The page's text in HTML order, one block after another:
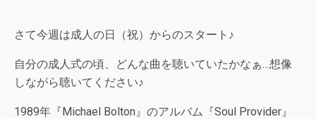
さて今週は成人の日（祝）からのスタート♪
自分の成人式の頃、どんな曲を聴いていたかなぁ…想像
しながら聴いてください♪
1989年『Michael Bolton』のアルバム『Soul Provider』